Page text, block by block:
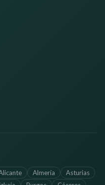
Almería
Asturias